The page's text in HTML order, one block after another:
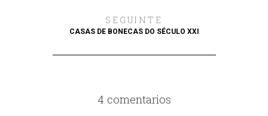
SEGUINTE
CASAS DE BONECAS DO SÉCULO XXI
4 comentarios